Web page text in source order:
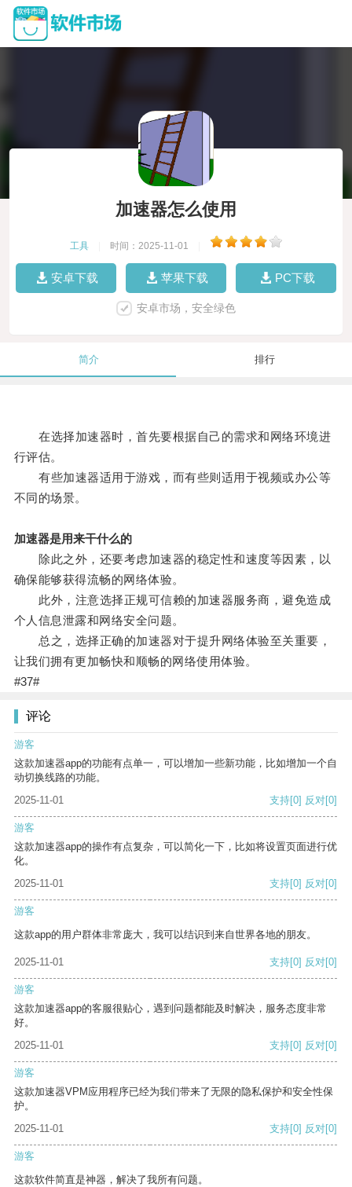
加速器怎么使用
工具 时间：2025-11-01
安卓下载 苹果下载 PC下载
安卓市场，安全绿色
简介 排行
在选择加速器时，首先要根据自己的需求和网络环境进
行评估。
有些加速器适用于游戏，而有些则适用于视频或办公等
不同的场景。
加速器是用来干什么的
除此之外，还要考虑加速器的稳定性和速度等因素，以
确保能够获得流畅的网络体验。
此外，注意选择正规可信赖的加速器服务商，避免造成
个人信息泄露和网络安全问题。
总之，选择正确的加速器对于提升网络体验至关重要，
让我们拥有更加畅快和顺畅的网络使用体验。
#37#
评论
游客
这款加速器app的功能有点单一，可以增加一些新功能，比如增加一个自
动切换线路的功能。
2025-11-01
支持[0] 反对[0]
游客
这款加速器app的操作有点复杂，可以简化一下，比如将设置页面进行优
化。
2025-11-01
支持[0] 反对[0]
游客
这款app的用户群体非常庞大，我可以结识到来自世界各地的朋友。
2025-11-01 支持[0] 反对[0]
游客
这款加速器app的客服很贴心，遇到问题都能及时解决，服务态度非常
好。
2025-11-01
支持[0] 反对[0]
游客
这款加速器VPM应用程序已经为我们带来了无限的隐私保护和安全性保
护。
2025-11-01
支持[0] 反对[0]
游客
这款软件简直是神器，解决了我所有问题。